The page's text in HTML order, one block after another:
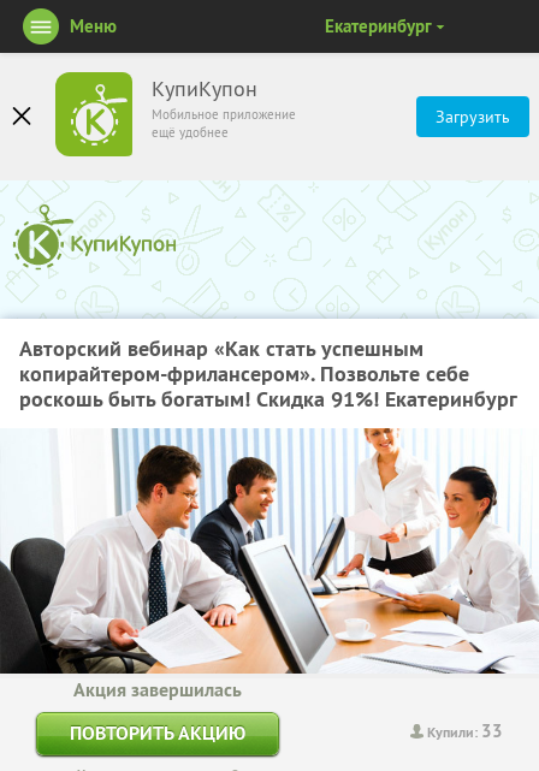
КупиКупон
Мобильное приложение
ещё удобнее
Загрузить
Меню Екатеринбург
Авторский вебинар «Как стать успешным
копирайтером-фрилансером». Позвольте себе
роскошь быть богатым! Скидка 91%! Екатеринбург
Купили: 33
Акция завершилась
ПОВТОРИТЬ АКЦИЮ